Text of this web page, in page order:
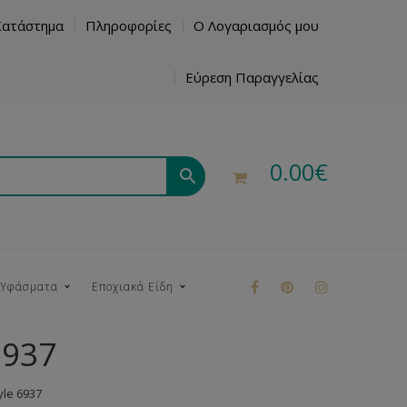
Πληροφορίες Ο Λογαριασμός μου
Εύρεση Παραγγελίας
0.00€
Εποχιακά Είδη
6937